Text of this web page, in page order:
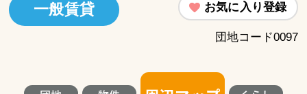
一般賃貸 お気に入り登録
団地コード0097